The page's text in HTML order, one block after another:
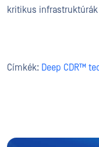
kritikus
Címkék: Deep CDR™